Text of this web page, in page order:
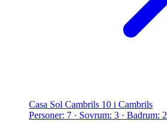
Casa Sol Cambrils 10 i Cambrils
Personer: 7 · Sovrum: 3 · Badrum: 2